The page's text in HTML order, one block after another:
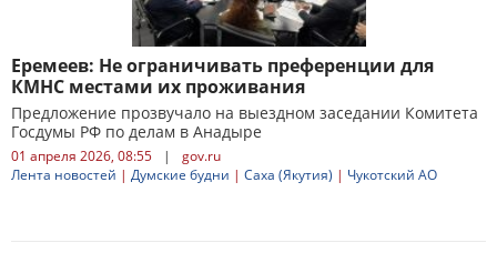
Еремеев: Не ограничивать преференции для
КМНС местами их проживания
Предложение прозвучало на выездном заседании Комитета
Госдумы РФ по делам в Анадыре
01 апреля 2026, 08:55 |
gov.ru
Лента новостей | Думские будни | Саха (Якутия) | Чукотский АО